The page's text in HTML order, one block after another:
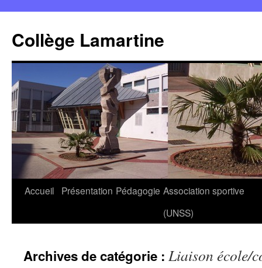
contenu
Collège Lamartine
Accueil Présentation Pédagogie Association sportive
(UNSS)
Archives de catégorie : Liaison école/